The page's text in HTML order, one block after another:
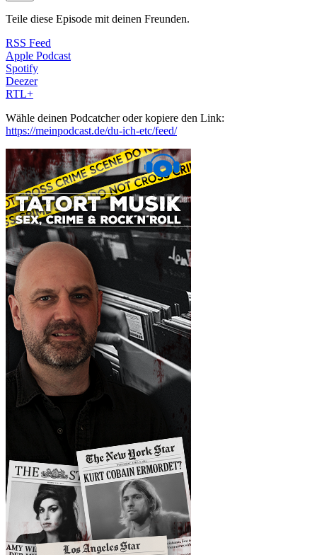
Teile diese Episode mit deinen Freunden.
RSS Feed
Apple Podcast
Spotify
Deezer
RTL+
Wähle deinen Podcatcher oder kopiere den Link:
https://meinpodcast.de/du-ich-etc/feed/